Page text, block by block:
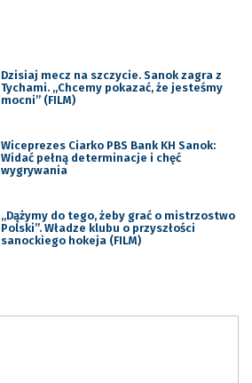
Dzisiaj mecz na szczycie. Sanok zagra z
Tychami. „Chcemy pokazać, że jesteśmy
mocni” (FILM)
Wiceprezes Ciarko PBS Bank KH Sanok:
Widać pełną determinacje i chęć
wygrywania
„Dążymy do tego, żeby grać o mistrzostwo
Polski”. Władze klubu o przyszłości
sanockiego hokeja (FILM)